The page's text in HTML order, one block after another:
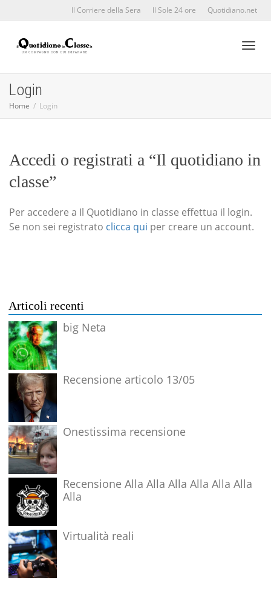
Il Corriere della Sera Il Sole 24 ore Quotidiano.net
Login
Home Login
Accedi o registrati a “Il quotidiano in
classe”
Per accedere a Il Quotidiano in classe effettua il login.
Se non sei registrato clicca qui per creare un account.
Articoli recenti
big Neta
Recensione articolo 13/05
Onestissima recensione
Recensione Alla Alla Alla Alla Alla Alla
Alla
Virtualità reali